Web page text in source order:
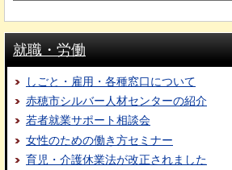
就職・労働
しごと・雇用・各種窓口について
赤穂市シルバー人材センターの紹介
若者就業サポート相談会
女性のための働き方セミナー
育児・介護休業法が改正されました